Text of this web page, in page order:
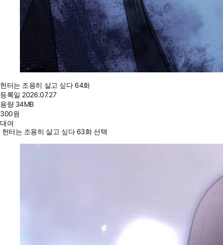
헌터는 조용히 살고 싶다 64화
등록일 2026.07.27
용량 34MB
300원
대여
헌터는 조용히 살고 싶다 63화 선택